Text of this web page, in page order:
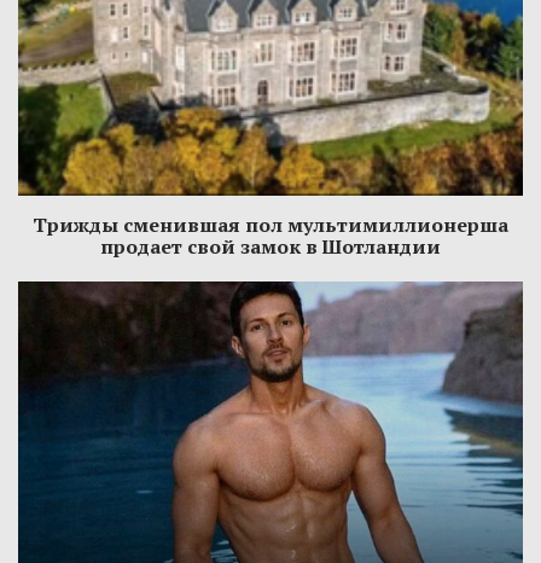
Трижды сменившая пол мультимиллионерша
продает свой замок в Шотландии